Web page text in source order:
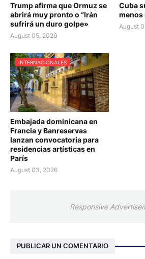
Trump afirma que Ormuz se
abrirá muy pronto o “Irán
sufrirá un duro golpe»
August 05, 2026
Cuba
menos
August
INTERNACIONALES
Embajada dominicana en
Francia y Banreservas
lanzan convocatoria para
residencias artísticas en
París
August 03, 2026
Responsive
PUBLICAR UN COMENTARIO